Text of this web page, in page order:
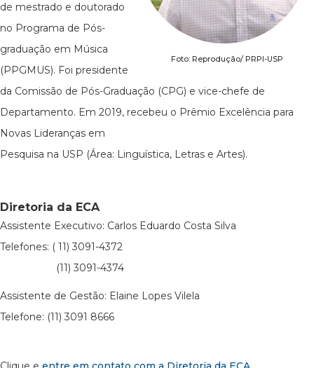
Foto: Reprodução/ PRPI-USP
de mestrado e doutorado
no Programa de Pós-
graduação em Música
(PPGMUS). Foi presidente
da Comissão de Pós-Graduação (CPG) e vice-chefe de
Departamento. Em 2019, recebeu o Prêmio Excelência para
Novas Lideranças em
Pesquisa na USP (Área: Linguística, Letras e Artes).
Diretoria da ECA
Assistente Executivo: Carlos Eduardo Costa Silva
Telefones: ( 11) 3091-4372
(11) 3091-4374
Assistente de Gestão: Elaine Lopes Vilela
Telefone: (11) 3091 8666